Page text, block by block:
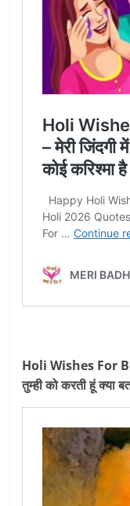
Holi Wishes For
तुम्ही को करती हूं क्या